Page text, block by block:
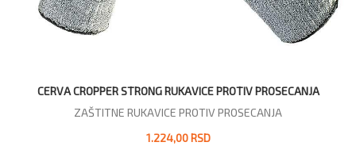
CERVA CROPPER STRONG RUKAVICE PROTIV PROSECANJA
ZAŠTITNE RUKAVICE PROTIV PROSECANJA
1.224,00 RSD